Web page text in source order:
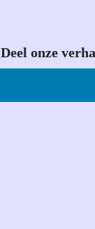
Deel onze